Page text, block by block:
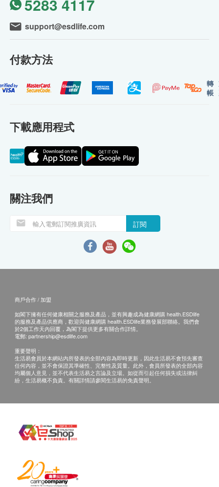
5283 4117
support@esdlife.com
付款方法
轉
帳
下載應用程式
關注我們
訂閱
商戶合作 / 加盟
如閣下擁有任何健康相關之服務及產品，並有興趣成為健康網購 health.ESDlife
的服務及產品供應商，歡迎與健康網購 health.ESDlife業務發展部聯絡。我們會
於2個工作天內回覆，為閣下提供更多有關合作詳情。
電郵: partnership@esdlife.com
重要聲明：
生活易會員於本網站內所發表的全部內容為即時更新，因此生活易不會預先審查
任何內容，並不會保證其準確性、完整性及質量。此外，會員所發表的全部內容
均屬個人意見，並不代表生活易之言論及立場。如從而引起任何損失或法律糾
紛，生活易概不負責。有關詳情請參閱生活易的免責聲明。